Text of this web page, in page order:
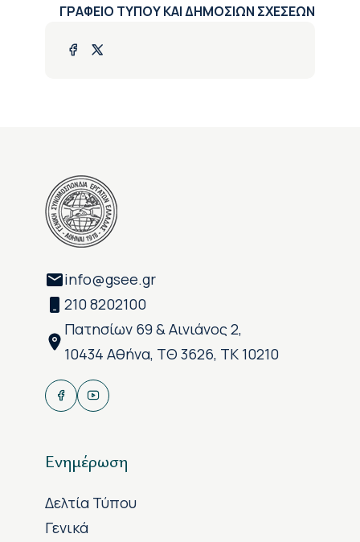
ΓΡΑΦΕΙΟ ΤΥΠΟΥ ΚΑΙ ΔΗΜΟΣΙΩΝ ΣΧΕΣΕΩΝ
info@gsee.gr
210 8202100
Πατησίων 69 & Αινιάνος 2,
10434 Αθήνα, ΤΘ 3626, ΤΚ 10210
Ενημέρωση
Δελτία Τύπου
Γενικά